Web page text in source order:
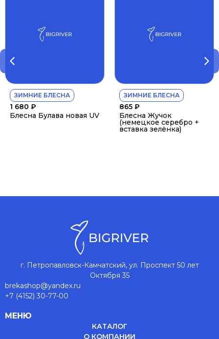
ЗИМНИЕ БЛЕСНА
1 680 ₽
Блесна Булава новая UV
ЗИМНИЕ БЛЕСНА
865 ₽
Блесна Жучок
(немецкое серебро +
вставка зелёнка)
г. Петропавловск-Камчатский, ул. Проспект 50 лет
Октября 35
brekashop@yandex.ru
+7 (4152) 30-77-00
МЕНЮ
КАТАЛОГ
О КОМПАНИИ